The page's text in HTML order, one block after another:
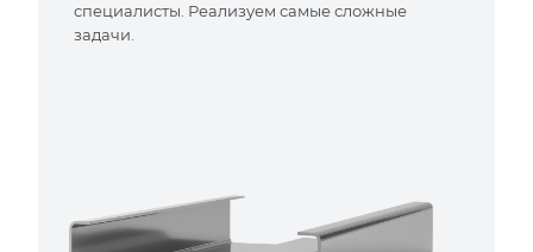
специалисты. Реализуем самые сложные
задачи.